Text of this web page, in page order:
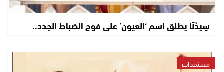
سِيدْنَا يطلق اسم ‘العيون’ على فوج الضباط الجدد..
مستجدات